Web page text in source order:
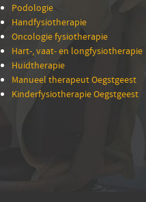
Podologie
Handfysiotherapie
Oncologie fysiotherapie
Hart-, vaat- en longfysiotherapie
Huidtherapie
Manueel therapeut Oegstgeest
Kinderfysiotherapie Oegstgeest